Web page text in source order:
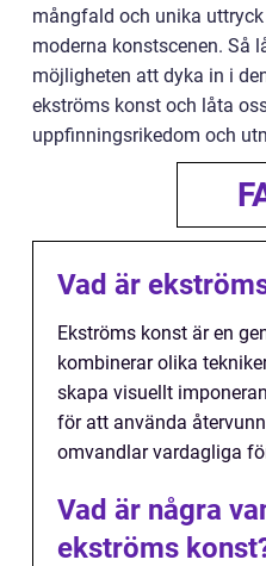
mångfald och unika
moderna konstscenen. Så
möjligheten att dyka in i
ekströms konst och låta
uppfinningsrikedom och
Vad är
Ekströms konst är en
kombinerar olika
skapa visuellt
för att använda
omvandlar vardagliga
Vad är några
ekströms